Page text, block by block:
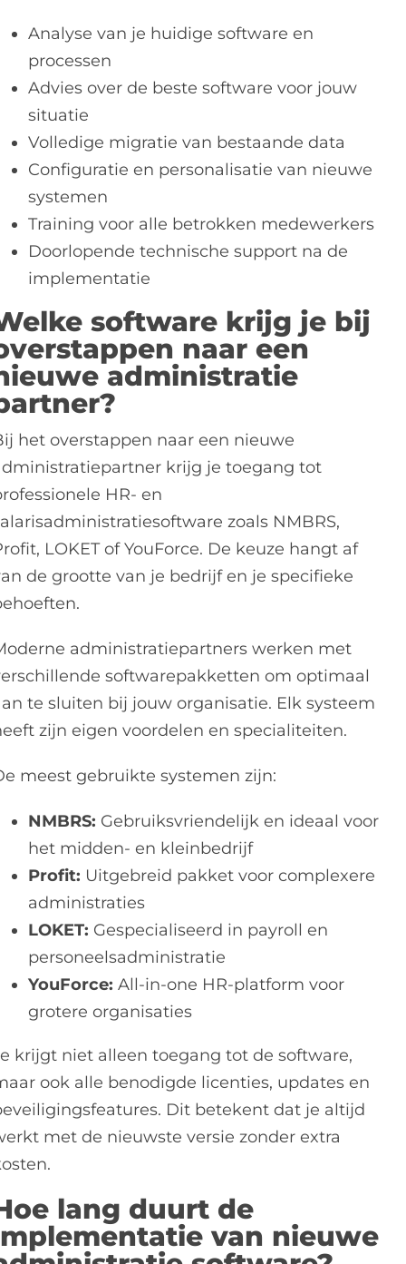
Analyse van je huidige software en
processen
Advies over de beste software voor jouw
situatie
Volledige migratie van bestaande data
Configuratie en personalisatie van nieuwe
systemen
Training voor alle betrokken medewerkers
Doorlopende technische support na de
implementatie
software krijg je bij
naar een
administratie
het overstappen naar een nieuwe
krijg je toegang tot
HR- en
zoals NMBRS,
LOKET of YouForce. De keuze hangt af
de grootte van je bedrijf en je specifieke
administratiepartners werken met
softwarepakketten om optimaal
te sluiten bij jouw organisatie. Elk systeem
zijn eigen voordelen en specialiteiten.
meest gebruikte systemen zijn:
NMBRS: Gebruiksvriendelijk en ideaal voor
het midden- en kleinbedrijf
Profit: Uitgebreid pakket voor complexere
administraties
LOKET: Gespecialiseerd in payroll en
personeelsadministratie
YouForce: All-in-one HR-platform voor
grotere organisaties
krijgt niet alleen toegang tot de software,
ook alle benodigde licenties, updates en
Dit betekent dat je altijd
met de nieuwste versie zonder extra
lang duurt de
van nieuwe